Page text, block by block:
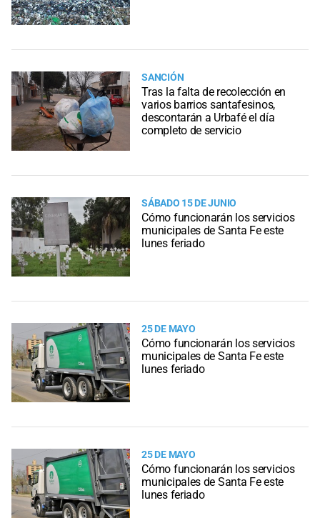
SANCIÓN
Tras la falta de recolección en
varios barrios santafesinos,
descontarán a Urbafé el día
completo de servicio
SÁBADO 15 DE JUNIO
Cómo funcionarán los servicios
municipales de Santa Fe este
lunes feriado
25 DE MAYO
Cómo funcionarán los servicios
municipales de Santa Fe este
lunes feriado
25 DE MAYO
Cómo funcionarán los servicios
municipales de Santa Fe este
lunes feriado